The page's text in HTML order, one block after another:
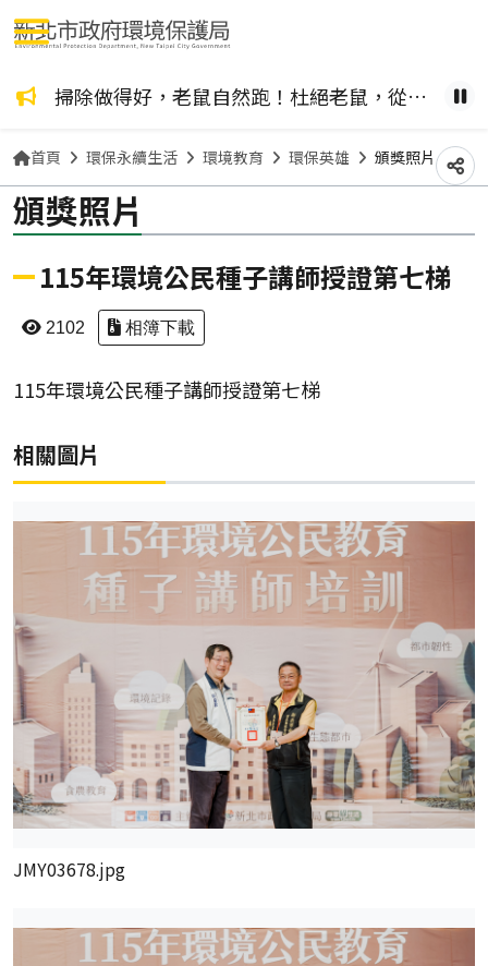
掃除做得好，老鼠自然跑！杜絕老鼠，從居家清潔做起~ 暫
選單按鈕
首頁 環保永續生活 環境教育 環保英雄 頒獎照片
分
頒獎照片
115年環境公民種子講師授證第七梯
2102 相簿下載
115年環境公民種子講師授證第七梯
相關圖片
JMY03678.jpg